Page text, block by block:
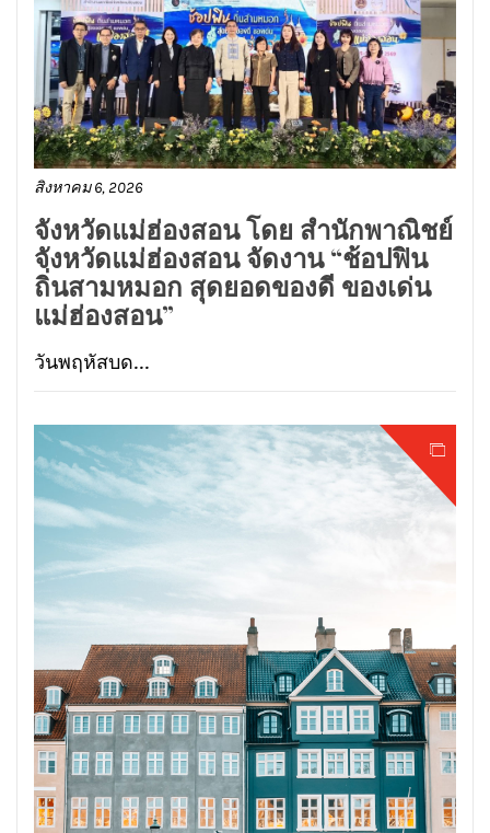
สิงหาคม 6, 2026
จังหวัดแม่ฮ่องสอน โดย สำนักพาณิชย์
จังหวัดแม่ฮ่องสอน จัดงาน “ช้อปฟิน
ถิ่นสามหมอก สุดยอดของดี ของเด่น
แม่ฮ่องสอน”
วันพฤหัสบด...